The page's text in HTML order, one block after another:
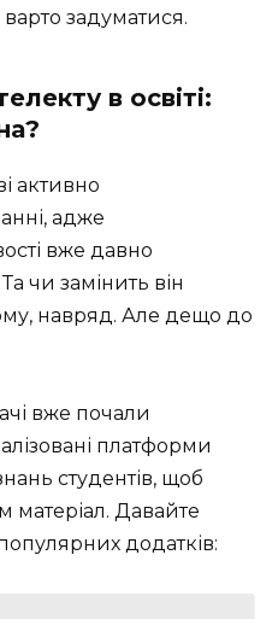
задуматися.
в освіті:
активно
адже
вже давно
чи замінить він
навряд. Але дещо до
вже почали
платформи
студентів, щоб
матеріал. Давайте
додатків: